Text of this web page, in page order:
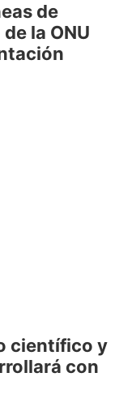
de
la ONU
científico y
con